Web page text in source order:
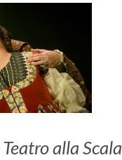
alla Scala